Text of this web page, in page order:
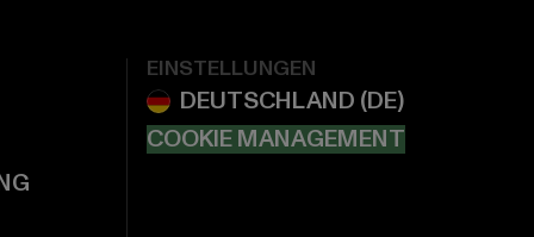
EINSTELLUNGEN
COOKIE MANAGEMENT